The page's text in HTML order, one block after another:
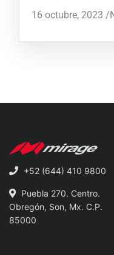
16 octubre, 2023 /
+52 (644) 410 9800
Puebla 270. Centro.
Obregón, Son, Mx. C.P.
85000